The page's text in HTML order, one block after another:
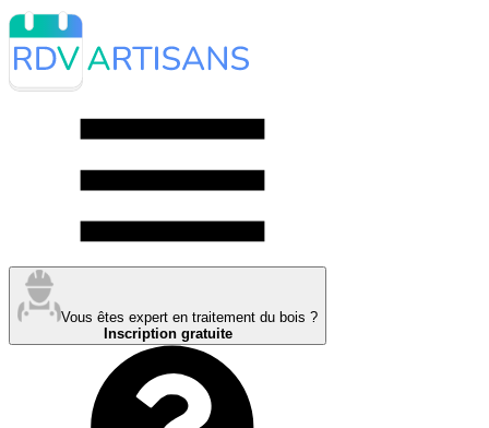
Vous êtes expert en traitement du bois ?
Inscription gratuite